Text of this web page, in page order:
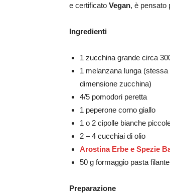
e certificato Vegan, è pensato
Ingredienti
1 zucchina grande circa
1 melanzana lunga (stessa
dimensione zucchina)
4/5 pomodori peretta
1 peperone corno giallo
1 o 2 cipolle bianche
2 – 4 cucchiai di olio
Arostina Erbe e Spezie
50 g formaggio pasta filante
Preparazione